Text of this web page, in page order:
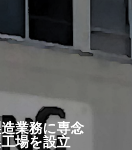
業務に専念
場を設立